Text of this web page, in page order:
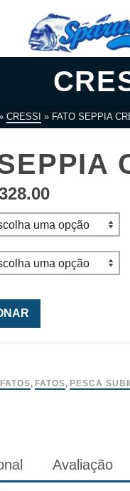
CRESSI » FATO SEPPIA
Price
range:
€278.00
€328.00
FATOS, FATOS, PESCA
Avaliação